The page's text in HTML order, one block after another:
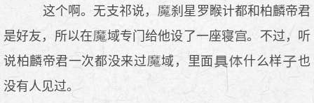
这个啊。无支祁说，
刹星罗睺计都和柏麟帝君
是好友，所以在
域专门给他设了一座寝
。不过，听
说柏麟帝君一次都没来过
域，里面 什么样
也
没有人见过。